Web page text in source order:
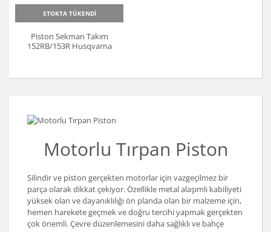
STOKTA TÜKENDİ
Piston Sekman Takım
152RB/153R Husqvarna
Motorlu Tırpan Piston
Silindir ve piston gerçekten motorlar için vazgeçilmez bir
parça olarak dikkat çekiyor. Özellikle metal alaşımlı kabiliyeti
yüksek olan ve dayanıklılığı ön planda olan bir malzeme için,
hemen harekete geçmek ve doğru tercihi yapmak gerçekten
çok önemli. Çevre düzenlemesini daha sağlıklı ve bahçe